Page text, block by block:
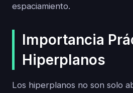
espaciamiento.
Importancia
Hiperplanos
Los hiperplanos no son solo